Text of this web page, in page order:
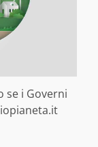
se i Governi